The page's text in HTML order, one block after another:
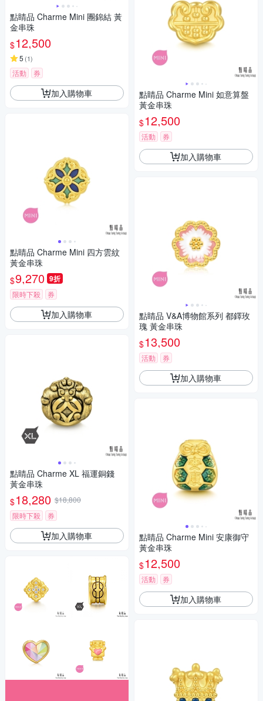
點睛品 Charme Mini 團錦結 黃
金串珠
$12,500
5 (1)
活動 券
加入購物車
點睛品 Charme Mini 四方雲紋
黃金串珠
$9,270 9折
限時下殺 券
加入購物車
點睛品 Charme XL 福運銅錢
黃金串珠
$18,280 $18,800
限時下殺
券
加入購物車
點睛品 Charme Mini 如意算盤
黃金串珠
$12,500
活動 券
加入購物車
點睛品 V&A博物館系列 都鐸玫
瑰 黃金串珠
$13,500
活動 券
加入購物車
點睛品 Charme Mini 安康御守
黃金串珠
$12,500
活動 券
加入購物車